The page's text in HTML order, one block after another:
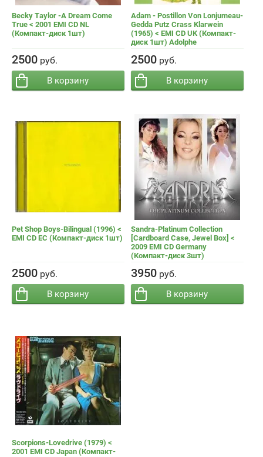
Becky Taylor -A Dream Come
True < 2001 EMI CD NL
(Компакт-диск 1шт)
Кол-во:
2500 руб.
В корзину
Adam - Postillon Von Lonjumeau-
Gedda Putz Crass Klarwein
(1965) < EMI CD UK (Компакт-
диск 1шт) Adolphe
Кол-во:
2500 руб.
В корзину
Pet Shop Boys-Bilingual (1996) <
EMI CD EC (Компакт-диск 1шт)
Кол-во:
2500 руб.
В корзину
Sandra-Platinum Collection
[Cardboard Case, Jewel Box] <
2009 EMI CD Germany
(Компакт-диск 3шт)
Кол-во:
3950 руб.
В корзину
Scorpions-Lovedrive (1979) <
2001 EMI CD Japan (Компакт-